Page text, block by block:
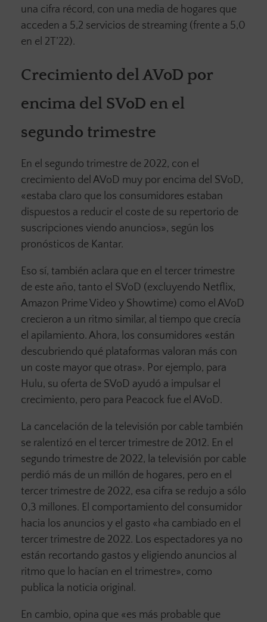
una cifra récord, con una media de hogares que
acceden a 5,2 servicios de streaming (frente a 5,0
en el 2T’22).
Crecimiento del AVoD por
encima del SVoD en el
segundo trimestre
En el segundo trimestre de 2022, con el
crecimiento del AVoD muy por encima del SVoD,
«estaba claro que los consumidores estaban
dispuestos a reducir el coste de su repertorio de
suscripciones viendo anuncios», según los
pronósticos de Kantar.
Eso sí, también aclara que en el tercer trimestre
de este año, tanto el SVoD (excluyendo Netflix,
Amazon Prime Video y Showtime) como el AVoD
crecieron a un ritmo similar, al tiempo que crecía
el apilamiento. Ahora, los consumidores «están
descubriendo qué plataformas valoran más con
un coste mayor que otras». Por ejemplo, para
Hulu, su oferta de SVoD ayudó a impulsar el
crecimiento, pero para Peacock fue el AVoD.
La cancelación de la televisión por cable también
se ralentizó en el tercer trimestre de 2012. En el
segundo trimestre de 2022, la televisión por cable
perdió más de un millón de hogares, pero en el
tercer trimestre de 2022, esa cifra se redujo a sólo
0,3 millones. El comportamiento del consumidor
hacia los anuncios y el gasto «ha cambiado en el
tercer trimestre de 2022. Los espectadores ya no
están recortando gastos y eligiendo anuncios al
ritmo que lo hacían en el trimestre», como
publica la noticia original.
En cambio, opina que «es más probable que